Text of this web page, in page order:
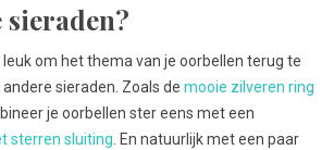
leuk om het thema van je oorbellen terug te
sieraden. Zoals de mooie zilveren ring
je oorbellen ster eens met een
sterren sluiting . En natuurlijk met een paar